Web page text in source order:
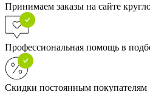
Принимаем заказы на сайте
Профессиональная помощь в
Скидки постоянным покупателям